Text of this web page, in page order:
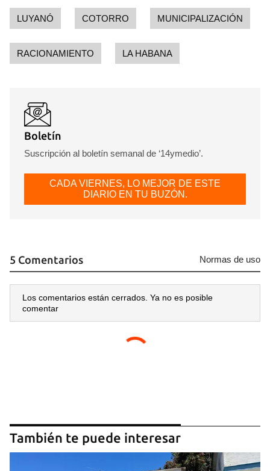
LUYANÓ COTORRO MUNICIPALIZACIÓN
RACIONAMIENTO LA HABANA
Boletín
Suscripción al boletín semanal de ‘14ymedio’.
CADA VIERNES, LO MEJOR DE ESTE
DIARIO EN TU BUZÓN.
5 Comentarios Normas de uso
Los comentarios están cerrados. Ya no es posible
comentar
También te puede interesar